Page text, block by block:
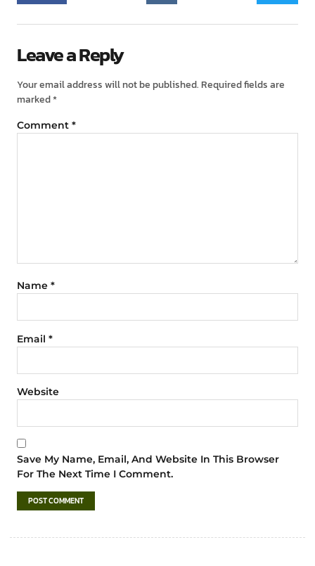
Leave a Reply
Your email address will not be published. Required fields are
marked*
Comment *
Name *
Email *
Website
Save My Name, Email, And Website In This Browser
For The Next Time I Comment.